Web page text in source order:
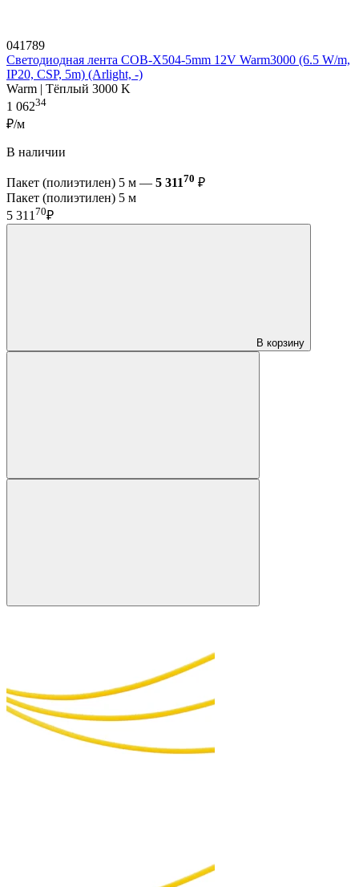
041789
Светодиодная лента COB-X504-5mm 12V Warm3000 (6.5 W/m,
IP20, CSP, 5m) (Arlight, -)
Warm | Тёплый 3000 K
1 06234
₽/м
В наличии
Пакет (полиэтилен) 5 м — 5 31170 ₽
Пакет (полиэтилен) 5 м
5 311 70₽
В корзину